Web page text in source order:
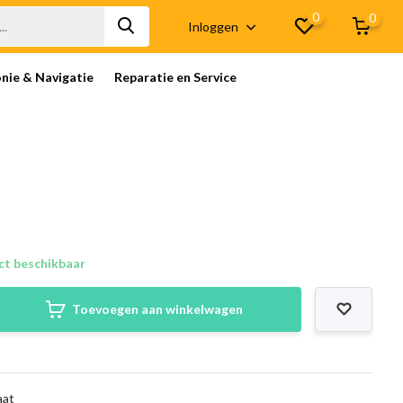
Inloggen
0 0
& Navigatie Reparatie en Service
beschikbaar
Toevoegen aan winkelwagen